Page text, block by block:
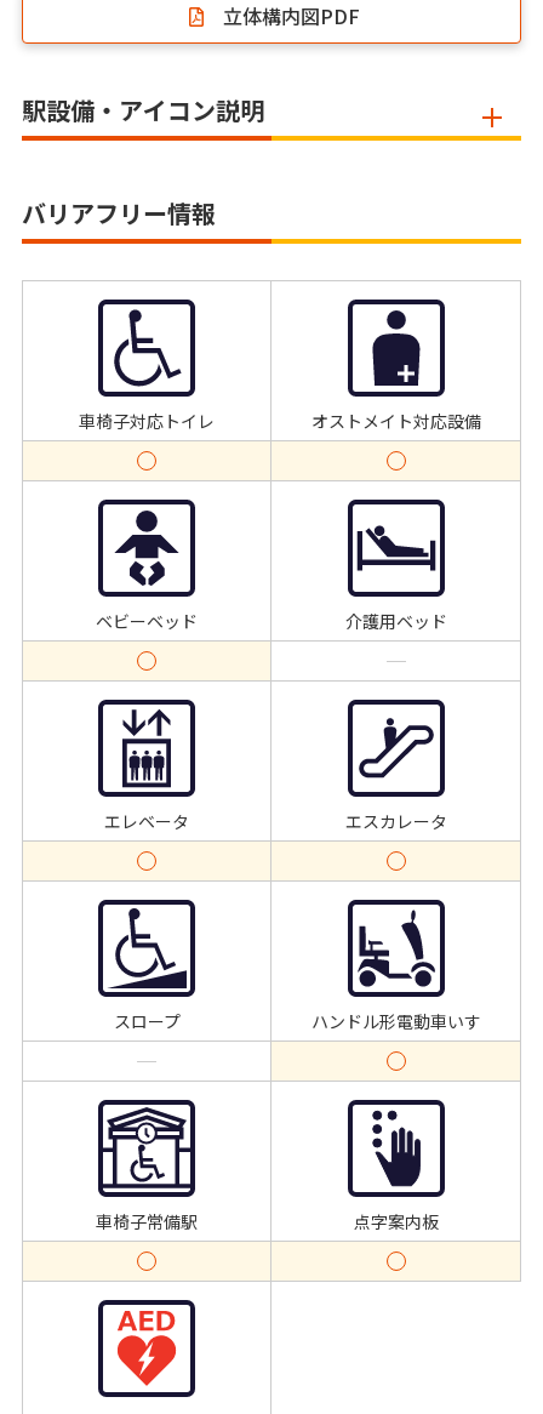
立体構内図PDF
駅設備・アイコン説明
バリアフリー情報
車椅子対応トイレ オストメイト対応設備
ベビーベッド 介護用ベッド
エレベータ エスカレータ
スロープ ハンドル形電動車いす
車椅子常備駅 点字案内板